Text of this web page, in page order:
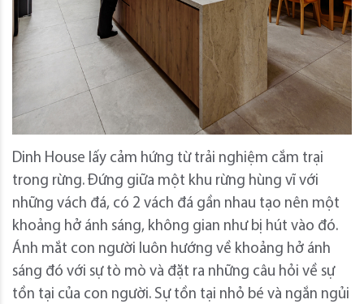
Dinh House lấy cảm hứng từ trải nghiệm cắm trại
trong rừng. Đứng giữa một khu rừng hùng vĩ với
những vách đá, có 2 vách đá gần nhau tạo nên một
khoảng hở ánh sáng, không gian như bị hút vào đó.
Ánh mắt con người luôn hướng về khoảng hở ánh
sáng đó với sự tò mò và đặt ra những câu hỏi về sự
tồn tại của con người. Sự tồn tại nhỏ bé và ngắn ngủi